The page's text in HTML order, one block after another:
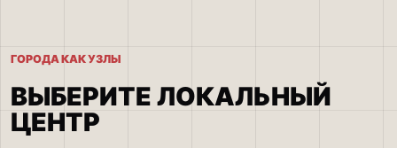
ГОРОДА КАК УЗЛЫ
ВЫБЕРИТЕ ЛОКАЛЬНЫЙ
ЦЕНТР